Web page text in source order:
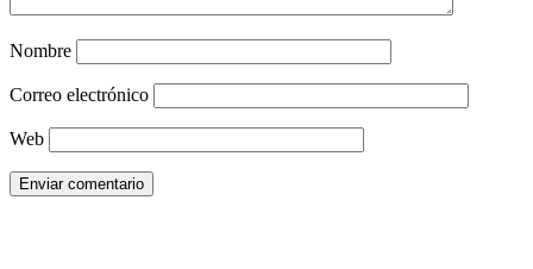
Nombre
Correo electrónico
Web